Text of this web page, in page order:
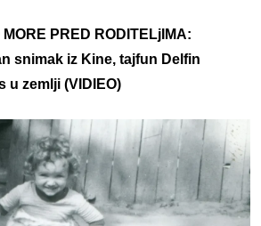
PRED RODITELjIMA:
snimak iz Kine, tajfun Delfin
u zemlji (VIDIEO)